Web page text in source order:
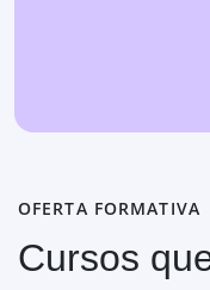
OFERTA FORMATIVA
Cursos